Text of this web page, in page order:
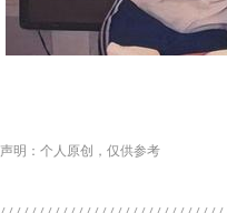
声明：个人原创，仅供参考